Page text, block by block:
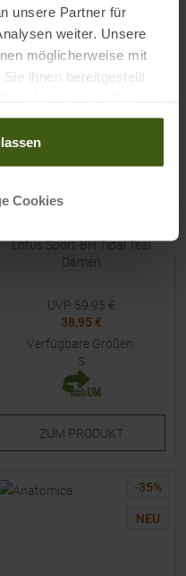
unsere Partner für
weiter. Unsere
möglicherweise mit
ihnen bereitgestellt
Cookies
-35
Lotus Sport-BH Tidal Teal
Damen
UVP 59,95 €
38,95 €
Verfügbare Größen:
S
ZUM PRODUKT
-35%
NEU